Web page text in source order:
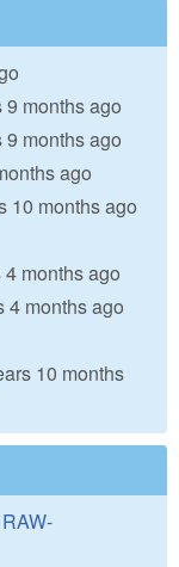
9 months ago
9 months ago
ago
10 months ago
4 months ago
4 months ago
10 months